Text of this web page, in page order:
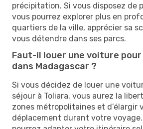
précipitation. Si vous disposez de
vous pourrez explorer plus en
quartiers de la ville, apprécier sa
vous détendre dans ses parcs.
Faut-il louer une voiture
dans Madagascar ?
Si vous décidez de louer une
séjour à Toliara, vous aurez la
zones métropolitaines et d’élargir
déplacement durant votre voyage.